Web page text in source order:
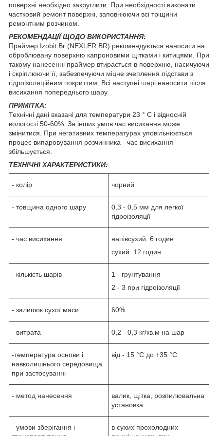
поверхні необхідно закруглити. При необхідності виконати
частковий ремонт поверхні, заповнюючи всі тріщини
ремонтним розчином.
РЕКОМЕНДАЦІЇ ЩОДО ВИКОРИСТАННЯ:
Праймер Izobit Br (NEXLER BR) рекомендується наносити на
оброблювану поверхню капроновими щітками і китицями. При
такому нанесенні праймер втирається в поверхню, насичуючи
і скріплюючи її, забезпечуючи міцне зчеплення підстави з
гідроізоляційним покриттям. Всі наступні шарі наносити після
висихання попереднього шару.
ПРИМІТКА:
Технічні дані вказані для температури 23 ° С і відносній
вологості 50-60%. За інших умов час висихання може
змінитися. При негативних температурах уповільнюється
процес випаровування розчинника - час висихання
збільшується.
ТЕХНІЧНІ ХАРАКТЕРИСТИКИ:
- колір чорний
- товщина одного шару
0,3 - 0,5 мм для легкої
гідроізоляції
- час висихання
напівсухий: 6 годин
сухий: 12 годин
- кількість шарів
1 - грунтування
2 - 3 при гідроізоляції
- залишок сухої маси 60%
- витрата 0,2 - 0,3 кг/кв.м на шар
-температура основи і
навколишнього середовища
при застосуванні
від - 15 °C до +35 °C
- метод нанесення
валик, щітка, розпилювальна
установка
- умови зберігання і
в сухих прохолодних